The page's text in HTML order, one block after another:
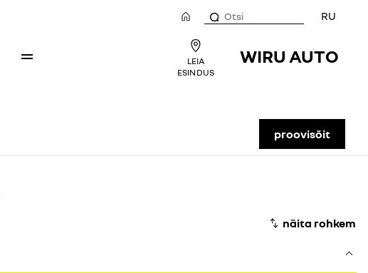
LEIA
ESINDUS
WIRU AUTO
RU
proovisõit